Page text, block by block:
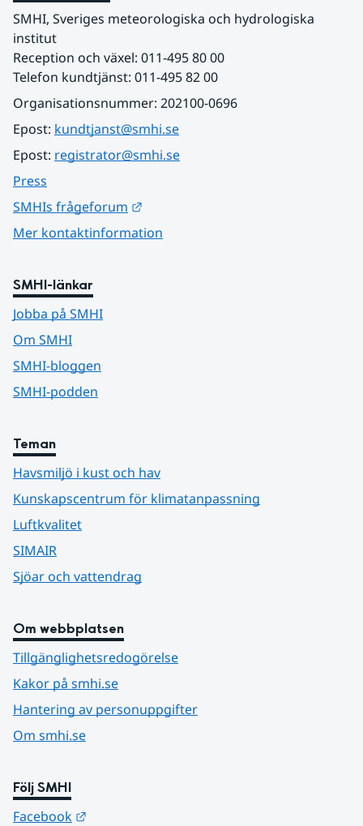
SMHI, Sveriges meteorologiska och hydrologiska
institut
Reception och växel: 011-495 80 00
Telefon kundtjänst: 011-495 82 00
Organisationsnummer: 202100-0696
Epost: kundtjanst@smhi.se
Epost: registrator@smhi.se
Press
SMHIs frågeforum
Mer kontaktinformation
SMHI-länkar
Jobba på SMHI
Om SMHI
SMHI-bloggen
SMHI-podden
Teman
Havsmiljö i kust och hav
Kunskapscentrum för klimatanpassning
Luftkvalitet
SIMAIR
Sjöar och vattendrag
Om webbplatsen
Tillgänglighetsredogörelse
Kakor på smhi.se
Hantering av personuppgifter
Om smhi.se
Följ SMHI
Facebook